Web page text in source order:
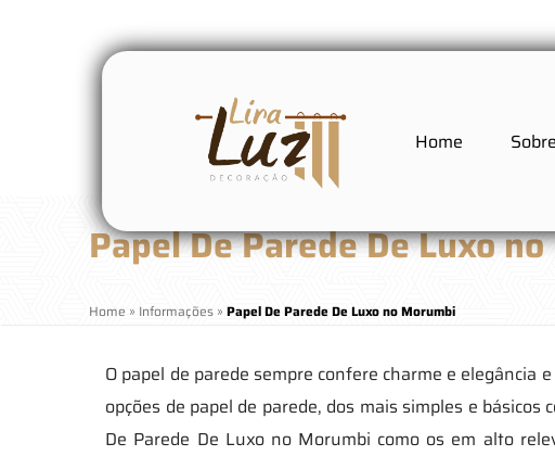
Home
Papel De Parede De Luxo
Home » Informações »Papel De Parede De Luxo no Morumbi
O papel de parede sempre confere charme e elegância
opções de papel de parede, dos mais simples e
De Parede De Luxo no Morumbi como os em alto